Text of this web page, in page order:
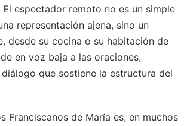
espectador remoto no es un simple
representación ajena, sino un
desde su cocina o su habitación de
en voz baja a las oraciones,
que sostiene la estructura del
Franciscanos de María es, en muchos